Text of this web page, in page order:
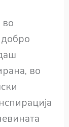
во